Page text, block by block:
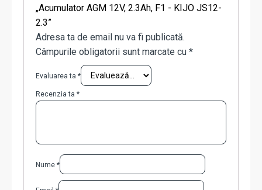
„Acumulator AGM 12V, 2.3Ah, F1 - KIJO JS12-
2.3”
Adresa ta de email nu va fi publicată.
Câmpurile obligatorii sunt marcate cu *
Evaluarea ta *
Recenzia ta *
Nume *